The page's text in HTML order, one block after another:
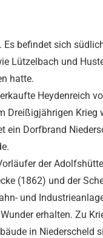
befindet sich
Lützelbach und
hatte.
Heydenreich
Dreißigjährigen
Dorfbrand
der
(1862) und der
und
erhalten. Zu
in